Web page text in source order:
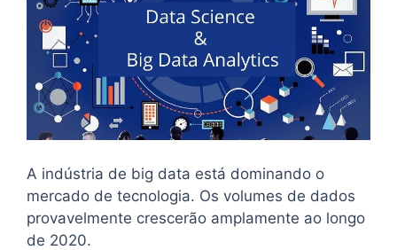
A indústria de big data está dominando o
mercado de tecnologia. Os volumes de dados
provavelmente crescerão amplamente ao longo
de 2020.